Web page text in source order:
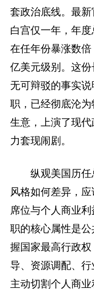
套政治底线。最
白宫仅一年，年
在任年份暴涨数
亿美元级别。这
无可辩驳的事实
职，已经彻底沦
生意，上演了现
力套现闹剧。
纵观美国历
风格如何差异，
席位与个人商业
职的核心属性是
握国家最高行政权
导、资源调配、
主动切割个人商